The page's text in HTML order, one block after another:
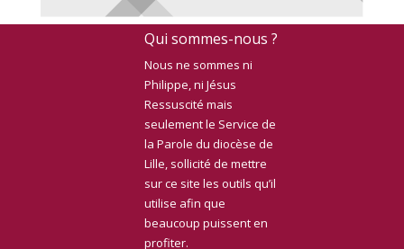
Qui sommes-nous ?
Nous ne sommes ni
Philippe, ni Jésus
Ressuscité mais
seulement le Service de
la Parole du diocèse de
Lille, sollicité de mettre
sur ce site les outils qu’il
utilise afin que
beaucoup puissent en
profiter.